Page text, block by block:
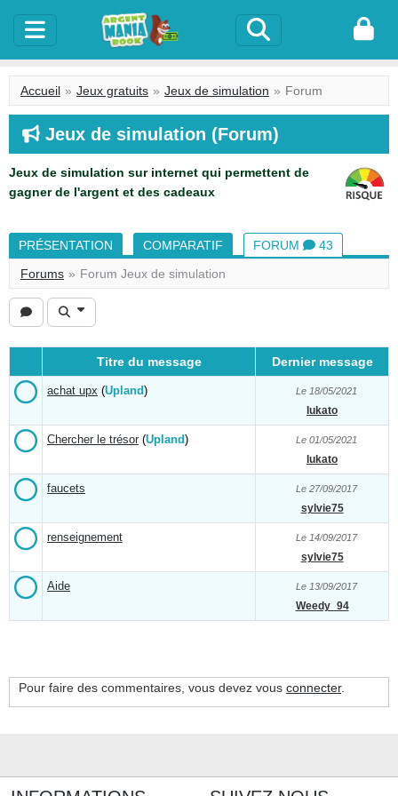
Accueil Jeux gratuits Jeux de simulation Forum
Jeux de simulation (Forum)
Jeux de simulation sur internet qui permettent de
gagner de l'argent et des cadeaux
PRÉSENTATION COMPARATIF FORUM
43
Forums
Forum Jeux de simulation
Titre du message Dernier message
achat upx (Upland) Le 18/05/2021
lukato
Chercher le trésor (Upland) Le 01/05/2021
lukato
faucets Le 27/09/2017
sylvie75
renseignement Le 14/09/2017
sylvie75
Aide Le 13/09/2017
Weedy_94
Pour faire des commentaires, vous devez vous connecter.